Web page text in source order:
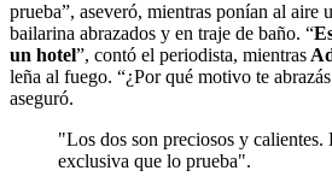
prueba”, aseveró, mientras ponían al aire
bailarina abrazados y en traje de baño. “
un hotel”, contó el periodista, mientras
leña al fuego. “¿Por qué motivo te
aseguró.
"Los dos son preciosos y calientes.
exclusiva que lo prueba".